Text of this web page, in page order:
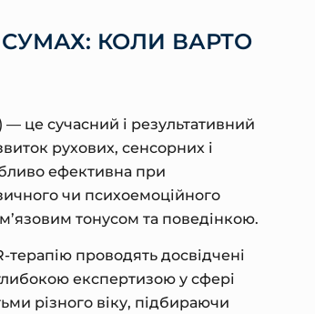
СУМАХ: КОЛИ ВАРТО
— це сучасний і результативний
рухових, сенсорних і
ефективна при
чи психоемоційного
тонусом та поведінкою.
проводять досвідчені
експертизою у сфері
різного віку, підбираючи